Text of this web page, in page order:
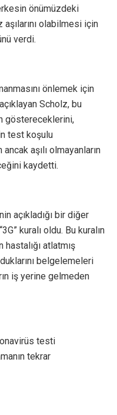
önümüzdeki
olabilmesi için
verdi.
önlemek için
Scholz, bu
göstereceklerini,
test koşulu
aşılı olmayanların
kaydetti.
açıkladığı bir diğer
kuralı oldu. Bu kuralın
atlatmış
belgelemeleri
iş yerine gelmeden
testi
tekrar